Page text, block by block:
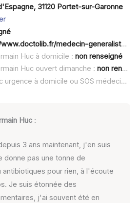
31120 Portet-sur-Garonne
medecin-generaliste/portet-sur-garonne/germain-huc
Huc à domicile : non renseigné
Huc ouvert dimanche : non renseigné
Docteur Germain Huc urgence à domicile ou SOS médecin :
Huc :
3 ans maintenant, j'en suis
donne pas une tonne de
antibiotiques pour rien, à l'écoute
Je suis étonnée des
j'ai souvent été en